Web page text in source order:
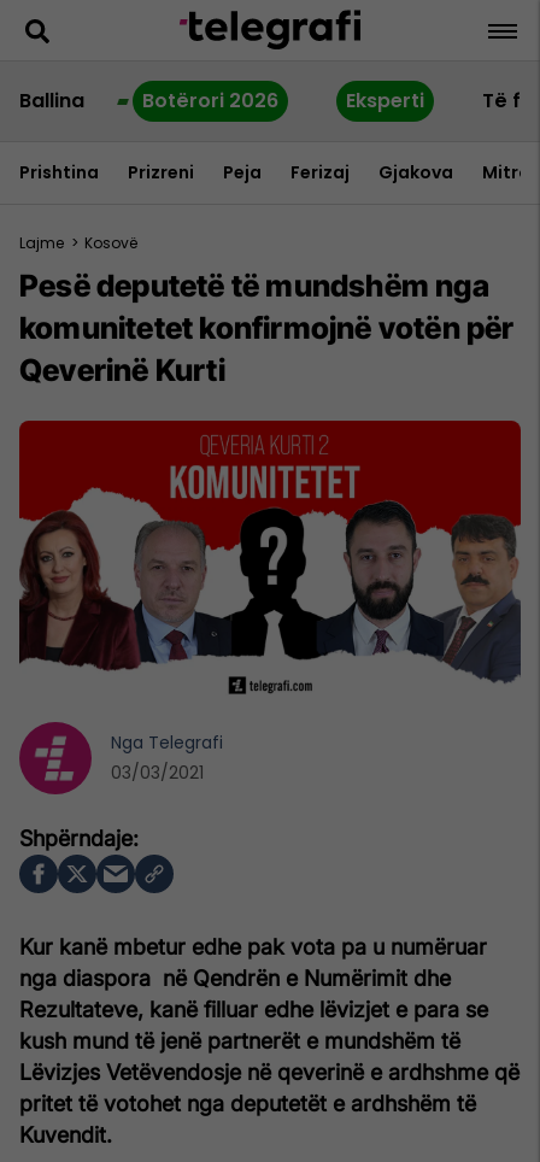
Ballina Botërori 2026 Eksperti Të
Prishtina Prizreni Peja Ferizaj Gjakova
Lajme > Kosovë
Pesë deputetë të mundshëm nga
komunitetet konfirmojnë votën për
Qeverinë Kurti
Kur kanë mbetur edhe pak vota pa u numëruar
nga diaspora në Qendrën e Numërimit dhe
Rezultateve, kanë filluar edhe lëvizjet e para se
kush mund të jenë partnerët e mundshëm të
Lëvizjes Vetëvendosje në qeverinë e ardhshme që
pritet të votohet nga deputetët e ardhshëm të
Kuvendit.
Nga Telegrafi
03/03/2021